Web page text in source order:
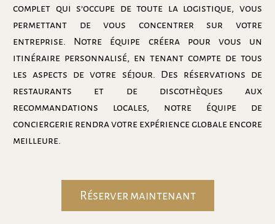
complet qui s’occupe de toute la logistique, vous
permettant de vous concentrer sur votre
entreprise. Notre équipe créera pour vous un
itinéraire personnalisé, en tenant compte de tous
les aspects de votre séjour. Des réservations de
restaurants et de discothèques aux
recommandations locales, notre équipe de
conciergerie rendra votre expérience globale encore
meilleure.
Réserver maintenant